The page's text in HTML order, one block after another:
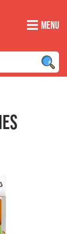
Menu